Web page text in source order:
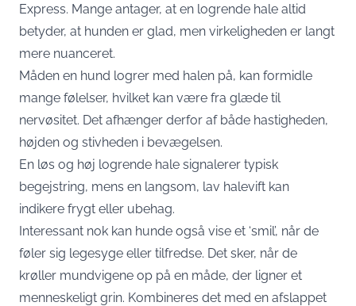
Express. Mange antager, at en logrende hale altid
betyder, at hunden er glad, men virkeligheden er langt
mere nuanceret.
Måden en hund logrer med halen på, kan formidle
mange følelser, hvilket kan være fra glæde til
nervøsitet. Det afhænger derfor af både hastigheden,
højden og stivheden i bevægelsen.
En løs og høj logrende hale signalerer typisk
begejstring, mens en langsom, lav halevift kan
indikere frygt eller ubehag.
Interessant nok kan hunde også vise et ‘smil’, når de
føler sig legesyge eller tilfredse. Det sker, når de
krøller mundvigene op på en måde, der ligner et
menneskeligt grin. Kombineres det med en afslappet